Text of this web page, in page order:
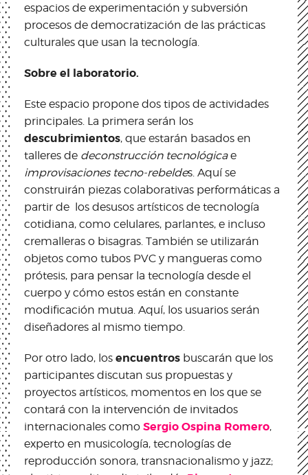
espacios de experimentación y subversión
procesos de democratización de las prácticas
culturales que usan la tecnología.
Sobre el laboratorio.
Este espacio propone dos tipos de actividades
principales. La primera serán los
descubrimientos, que estarán basados en
talleres de deconstrucción tecnológicae
improvisaciones tecno-rebeldes. Aquí se
construirán piezas colaborativas performáticas a
partir de los desusos artísticos de tecnología
cotidiana, como celulares, parlantes, e incluso
cremalleras o bisagras. También se utilizarán
objetos como tubos PVC y mangueras como
prótesis, para pensar la tecnología desde el
cuerpo y cómo estos están en constante
modificación mutua. Aquí, los usuarios serán
diseñadores al mismo tiempo.
Por otro lado, los encuentros buscarán que los
participantes discutan sus propuestas y
proyectos artísticos, momentos en los que se
contará con la intervención de invitados
internacionales como Sergio Ospina Romero,
experto en musicología, tecnologías de
reproducción sonora, transnacionalismo y jazz;